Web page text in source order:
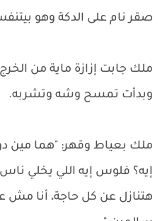
صقر نام على الدكة وهو
ملك جابت إزازة ماية من
وبدأت تمسح وشه وتشربه.
ملك بعياط وقهر: "هما مين
إيه؟ فلوس إيه اللي يخلي ناس
هتنازل عن كل حاجة، أنا